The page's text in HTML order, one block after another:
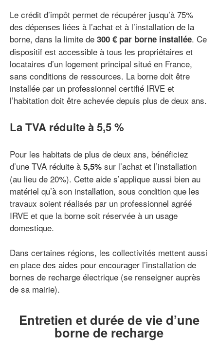
Le crédit d’impôt permet de récupérer jusqu’à 75%
des dépenses liées à l’achat et à l’installation de la
borne, dans la limite de 300 € par borne installée. Ce
dispositif est accessible à tous les propriétaires et
locataires d’un logement principal situé en France,
sans conditions de ressources. La borne doit être
installée par un professionnel certifié IRVE et
l’habitation doit être achevée depuis plus de deux ans.
La TVA réduite à 5,5 %
Pour les habitats de plus de deux ans, bénéficiez
d’une TVA réduite à 5,5% sur l’achat et l’installation
(au lieu de 20%). Cette aide s’applique aussi bien au
matériel qu’à son installation, sous condition que les
travaux soient réalisés par un professionnel agréé
IRVE et que la borne soit réservée à un usage
domestique.
Dans certaines régions, les collectivités mettent aussi
en place des aides pour encourager l’installation de
bornes de recharge électrique (se renseigner auprès
de sa mairie).
Entretien et durée de vie d’une
borne de recharge